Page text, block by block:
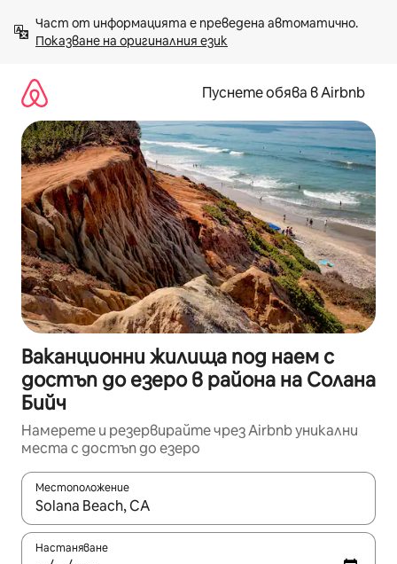
към
съдържанието
Показване на оригиналния език
Пуснете обява в Airbnb
Ваканционни жилища под наем с
достъп до езеро в района на Солана
Бийч
Намерете и резервирайте чрез Airbnb уникални
места с достъп до езеро
Местоположение
Когато резултатите се покажат, използвайте
Настаняване